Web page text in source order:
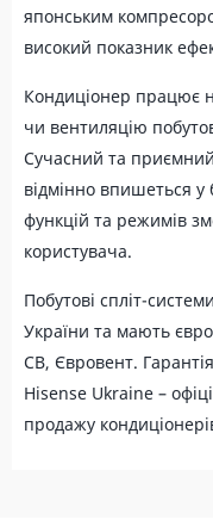
японським
високий показник
Кондиціонер працює
чи вентиляцію
Сучасний та
відмінно впишеться у
функцій та режимів
користувача.
Побутові спліт-
України та мають
CB, Євровент.
Hisense Ukraine –
продажу